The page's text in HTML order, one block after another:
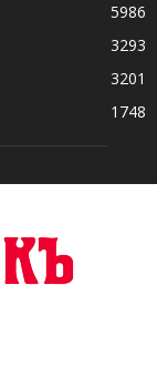
5986
3293
3201
1748